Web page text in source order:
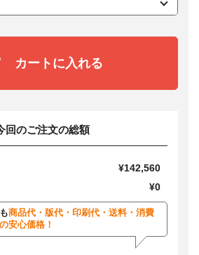
カートに入れる
回のご注文の総額
¥142,560
¥0
商品代・版代・印刷代・送料・消費
安心価格！